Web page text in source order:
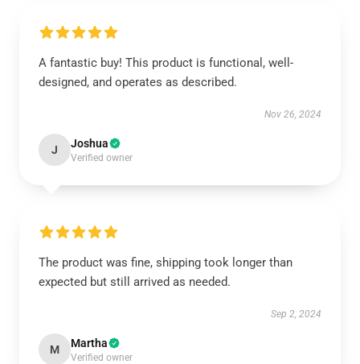
A fantastic buy! This product is functional, well-
designed, and operates as described.
Nov 26, 2024
J Joshua
Verified owner
The product was fine, shipping took longer than
expected but still arrived as needed.
Sep 2, 2024
M Martha
Verified owner